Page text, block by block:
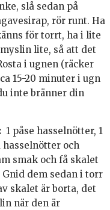
slå sedan på
rör runt. Ha
för torrt, ha i lite
lite, så att det
i ugnen (räcker
15-20 minuter i ugn
inte bränner din
1 påse hasselnötter, 1
hasselnötter och
smak och få skalet
dem sedan i torr
skalet är borta, det
när den är